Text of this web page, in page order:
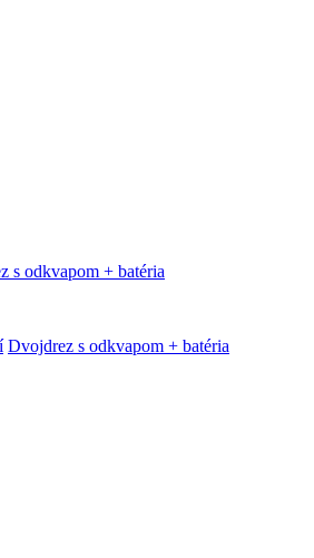
s odkvapom + batéria
Dvojdrez s odkvapom + batéria